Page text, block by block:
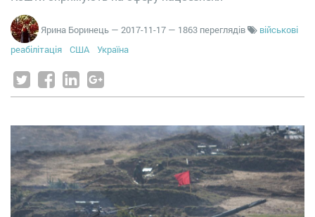
Ярина Боринець — 2017-11-17 — 1863 переглядів
військові
реабілітація
США Україна